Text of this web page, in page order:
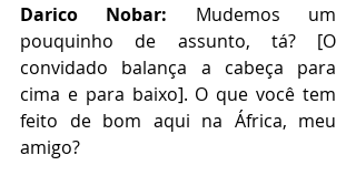
Darico Nobar: Mudemos um
pouquinho de assunto, tá? [O
convidado balança a cabeça para
cima e para baixo]. O que você tem
feito de bom aqui na África, meu
amigo?